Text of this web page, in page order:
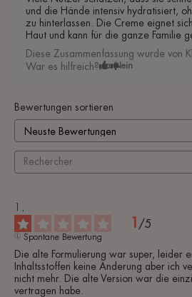
und die Hände intensiv hydratisiert,
zu hinterlassen. Die Creme eignet
Haut und kann für die ganze Familie
Diese Zusammenfassung wurde von
War es hilfreich? Ja Nein
Bewertungen sortieren
1 /5
Spontane Bewertung
Die alte Formulierung war super, leider
Inhaltsstoffen keine Änderung aber ich
nicht mehr. Die alte Version war die
vertragen habe.